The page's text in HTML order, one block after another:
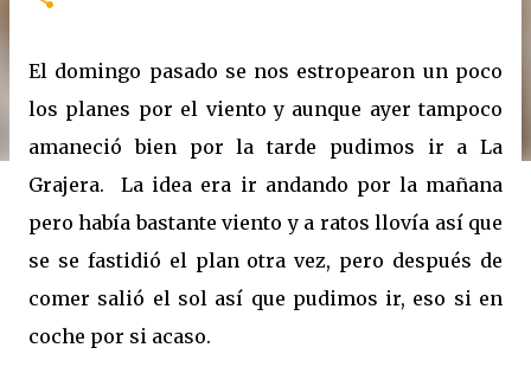
El domingo pasado se nos estropearon un poco
los planes por el viento y aunque ayer tampoco
amaneció bien por la tarde pudimos ir a La
Grajera. La idea era ir andando por la mañana
pero había bastante viento y a ratos llovía así que
se se fastidió el plan otra vez, pero después de
comer salió el sol así que pudimos ir, eso si en
coche por si acaso.